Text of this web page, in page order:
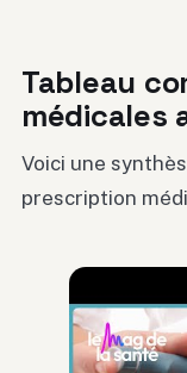
Tableau
médicales
Voici une
prescription